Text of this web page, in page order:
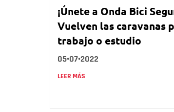
¡Únete a Onda Bici
Vuelven las caravanas
trabajo o estudio
05•07•2022
LEER MÁS